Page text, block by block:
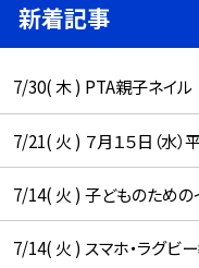
新着記事
7/30( 木 ) PTA親子ネイル
7/21( 火 ) ７月１５日（水
7/14( 火 ) 子どものための
7/14( 火 ) スマホ・ラグビ